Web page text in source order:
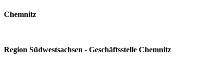
Chemnitz
Region Südwestsachsen - Geschäftsstelle Chemnitz